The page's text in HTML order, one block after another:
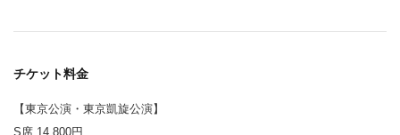
チケット料金
【東京公演・東京凱旋公演】
S席 14,800円